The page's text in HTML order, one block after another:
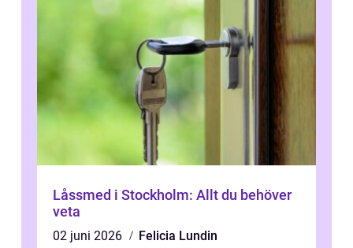
Låssmed i Stockholm: Allt du behöver
veta
02 juni 2026
Felicia Lundin